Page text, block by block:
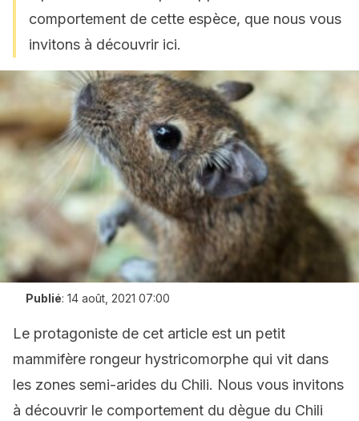
comportement de cette espèce, que nous vous
invitons à découvrir ici.
Publié: 14 août, 2021 07:00
Le protagoniste de cet article est un petit
mammifère rongeur hystricomorphe qui vit dans
les zones semi-arides du Chili. Nous vous invitons
à découvrir le comportement du dègue du Chili